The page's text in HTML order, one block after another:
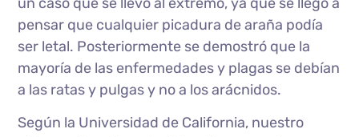
pensar que cualquier picadura de araña podía
ser letal. Posteriormente se demostró que la
mayoría de las enfermedades y plagas se debían
a las ratas y pulgas y no a los arácnidos.
Según la Universidad de California, nuestro